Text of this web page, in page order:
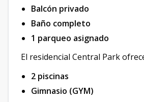
Balcón privado
Baño completo
1 parqueo asignado
El residencial Central Park
2 piscinas
Gimnasio (GYM)